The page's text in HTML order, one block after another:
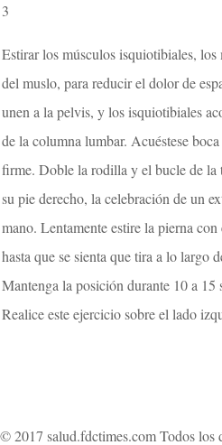
3
Estirar los músculos isquiotibiales,
del muslo, para reducir el dolor de
unen a la pelvis, y los isquiotibiales
de la columna lumbar. Acuéstese
firme. Doble la rodilla y el bucle de la
su pie derecho, la celebración de un
mano. Lentamente estire la pierna
hasta que se sienta que tira a lo largo
Mantenga la posición durante 10 a 15
Realice este ejercicio sobre el lado
© 2017 salud.fdctimes.com Todos los